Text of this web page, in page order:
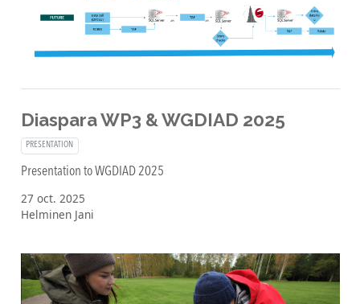
Diaspara WP3 & WGDIAD 2025
PRESENTATION
Presentation to WGDIAD 2025
27 oct. 2025
Helminen Jani